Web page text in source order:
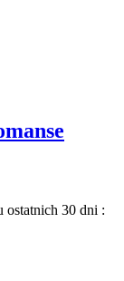
ostatnich 30 dni :